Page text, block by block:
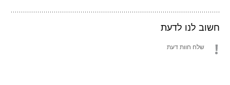
חשוב לנו לדעת
שלח חוות דעת